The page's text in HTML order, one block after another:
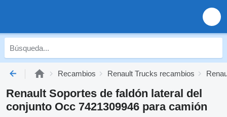
Recambios Renault Trucks recambios
Renault Soportes de faldón lateral del
conjunto Occ 7421309946 para camión